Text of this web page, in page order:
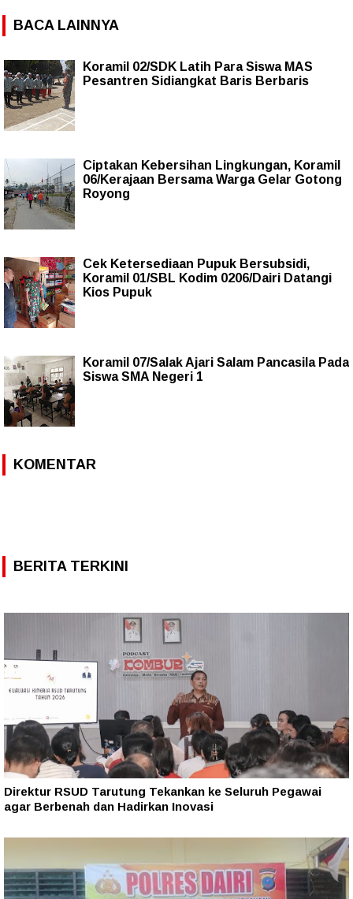
BACA LAINNYA
Koramil 02/SDK Latih Para Siswa MAS
Pesantren Sidiangkat Baris Berbaris
Ciptakan Kebersihan Lingkungan, Koramil
06/Kerajaan Bersama Warga Gelar Gotong
Royong
Cek Ketersediaan Pupuk Bersubsidi,
Koramil 01/SBL Kodim 0206/Dairi Datangi
Kios Pupuk
Koramil 07/Salak Ajari Salam Pancasila Pada
Siswa SMA Negeri 1
KOMENTAR
BERITA TERKINI
Direktur RSUD Tarutung Tekankan ke Seluruh Pegawai
agar Berbenah dan Hadirkan Inovasi